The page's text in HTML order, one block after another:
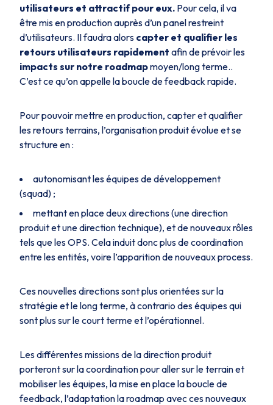
utilisateurs et attractif pour eux. Pour cela, il va
être mis en production auprès d’un panel restreint
d’utilisateurs. II faudra alors capter et qualifier les
retours utilisateurs rapidement afin de prévoir les
impacts sur notre roadmapmoyen/long terme..
C’est ce qu’on appelle la boucle de feedback rapide.
Pour pouvoir mettre en production, capter et qualifier
les retours terrains, l’organisation produit évolue et se
structure en :
autonomisant les équipes de développement
(squad) ;
mettant en place deux directions (une direction
produit et une direction technique), et de nouveaux rôles
tels que les OPS. Cela induit donc plus de coordination
entre les entités, voire l’apparition de nouveaux process.
Ces nouvelles directions sont plus orientées sur la
stratégie et le long terme, à contrario des équipes qui
sont plus sur le court terme et l’opérationnel.
Les différentes missions de la direction produit
porteront sur la coordination pour aller sur le terrain et
mobiliser les équipes, la mise en place la boucle de
feedback, l’adaptation la roadmap avec ces nouveaux